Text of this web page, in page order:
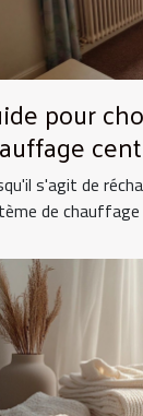
pour
la maison
s'agit de
de chauffage